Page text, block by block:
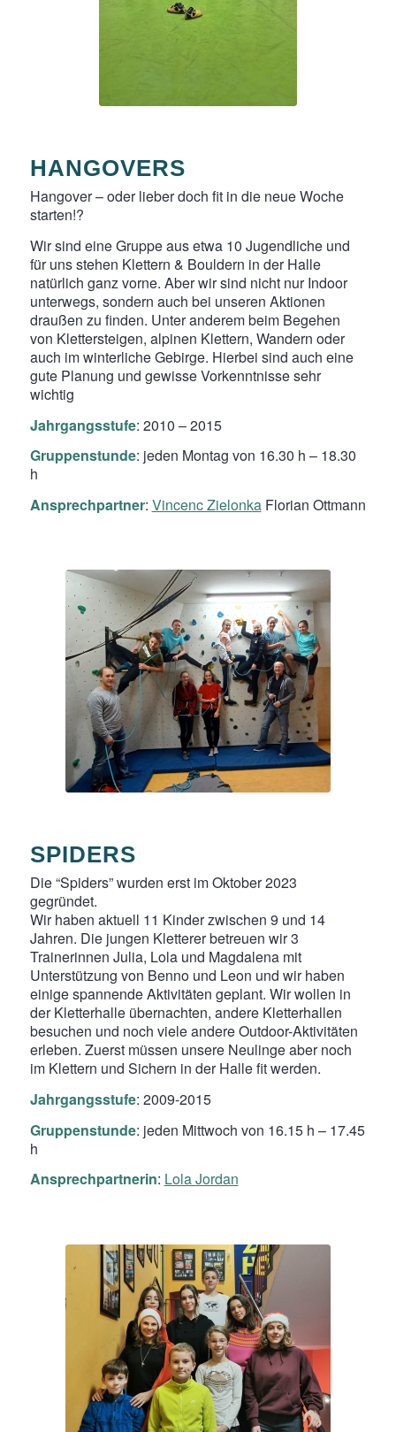
HANGOVERS
Hangover – oder lieber doch fit in die neue Woche
starten!?
Wir sind eine Gruppe aus etwa 10 Jugendliche und
für uns stehen Klettern & Bouldern in der Halle
natürlich ganz vorne. Aber wir sind nicht nur Indoor
unterwegs, sondern auch bei unseren Aktionen
draußen zu finden. Unter anderem beim Begehen
von Klettersteigen, alpinen Klettern, Wandern oder
auch im winterliche Gebirge. Hierbei sind auch eine
gute Planung und gewisse Vorkenntnisse sehr
wichtig
Jahrgangsstufe: 2010 – 2015
Gruppenstunde: jeden Montag von 16.30 h – 18.30
h
Ansprechpartner: Vincenc ZielonkaFlorian Ottmann
SPIDERS
Die “Spiders” wurden erst im Oktober 2023
gegründet.
Wir haben aktuell 11 Kinder zwischen 9 und 14
Jahren. Die jungen Kletterer betreuen wir 3
Trainerinnen Julia, Lola und Magdalena mit
Unterstützung von Benno und Leon und wir haben
einige spannende Aktivitäten geplant. Wir wollen in
der Kletterhalle übernachten, andere Kletterhallen
besuchen und noch viele andere Outdoor-Aktivitäten
erleben. Zuerst müssen unsere Neulinge aber noch
im Klettern und Sichern in der Halle fit werden.
Jahrgangsstufe: 2009-2015
Gruppenstunde: jeden Mittwoch von 16.15 h – 17.45
h
Ansprechpartnerin: Lola Jordan